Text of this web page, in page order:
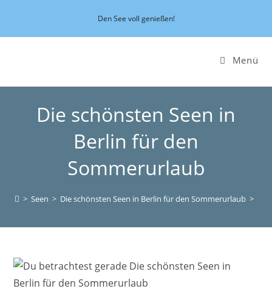
springen
Den See voll genießen!
Menü
Die schönsten Seen in
Berlin für den
Sommerurlaub
> Seen > Die schönsten Seen in Berlin für den Sommerurlaub >